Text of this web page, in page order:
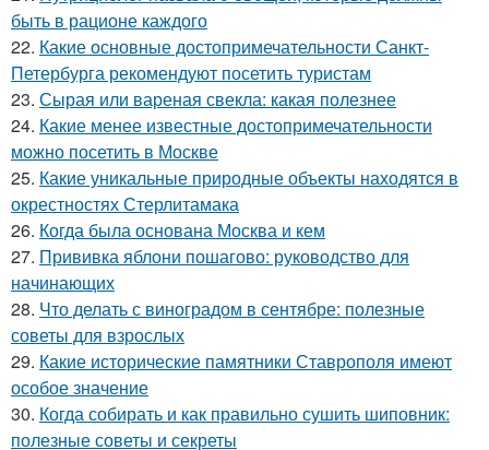
быть в рационе каждого
22. Какие основные достопримечательности Санкт-
Петербурга рекомендуют посетить туристам
23. Сырая или вареная свекла: какая полезнее
24. Какие менее известные достопримечательности
можно посетить в Москве
25. Какие уникальные природные объекты находятся в
окрестностях Стерлитамака
26. Когда была основана Москва и кем
27. Прививка яблони пошагово: руководство для
начинающих
28. Что делать с виноградом в сентябре: полезные
советы для взрослых
29. Какие исторические памятники Ставрополя имеют
особое значение
30. Когда собирать и как правильно сушить шиповник:
полезные советы и секреты